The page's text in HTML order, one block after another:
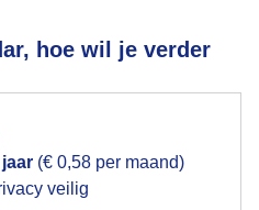
hoe wil je verder
(€ 0,58 per maand)
veilig
bij Renese
gebruiken voor het